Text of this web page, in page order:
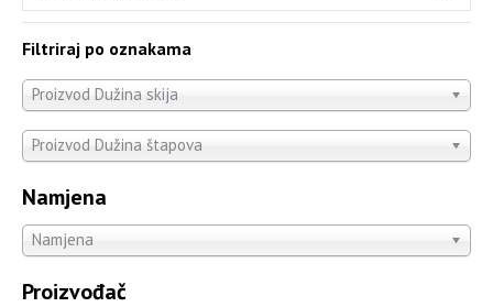
Filtriraj po oznakama
Proizvod Dužina skija
Proizvod Dužina štapova
Namjena
Namjena
Proizvođač